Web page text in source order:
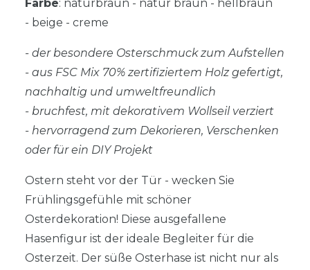
Farbe: naturbraun - natur braun - hellbraun
- beige - creme
- der besondere Osterschmuck zum Aufstellen
- aus FSC Mix 70% zertifiziertem Holz gefertigt,
nachhaltig und umweltfreundlich
- bruchfest, mit dekorativem Wollseil verziert
- hervorragend zum Dekorieren, Verschenken
oder für ein DIY Projekt
Ostern steht vor der Tür - wecken Sie
Frühlingsgefühle mit schöner
Osterdekoration! Diese ausgefallene
Hasenfigur ist der ideale Begleiter für die
Osterzeit. Der süße Osterhase ist nicht nur als